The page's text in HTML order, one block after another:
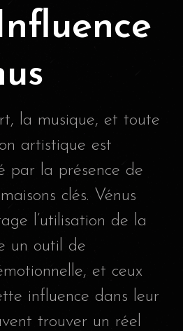
la musique, et toute
artistique est
par la présence de
clés. Vénus
l’utilisation de la
un outil de
et ceux
influence dans leur
trouver un réel